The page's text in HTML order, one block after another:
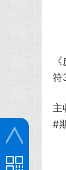
符
主
#
关注公众号